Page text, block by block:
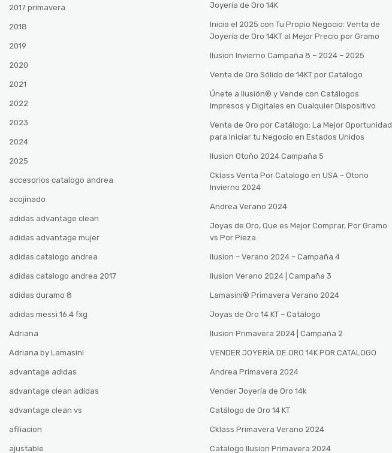
2017 primavera
2018
2019
2020
2021
2022
2023
2024
2025
accesorios catalogo andrea
acojinado
adidas advantage clean
adidas advantage mujer
adidas catalogo andrea
adidas catalogo andrea 2017
adidas duramo 8
adidas messi 16.4 fxg
Adriana
Adriana by Lamasini
advantage adidas
advantage clean adidas
advantage clean vs
afiliacion
ajustable
Joyería de Oro 14K
Inicia el 2025 con Tu Propio Negocio: Venta de
Joyería de Oro 14KT al Mejor Precio por Gramo
Ilusion Invierno Campaña 8 – 2024 – 2025
Venta de Oro Sólido de 14KT por Catálogo
Únete a Ilusión® y Vende con Catálogos
Impresos y Digitales en Cualquier Dispositivo
Venta de Oro por Catálogo: La Mejor Oportunidad
para Iniciar tu Negocio en Estados Unidos
Ilusion Otoño 2024 Campaña 5
Cklass Venta Por Catalogo en USA – Otono
Invierno 2024
Andrea Verano 2024
Joyas de Oro, Que es Mejor Comprar, Por Gramo
vs Por Pieza
Ilusion – Verano 2024 – Campaña 4
Ilusion Verano 2024 | Campaña 3
Lamasini®️ Primavera Verano 2024
Joyas de Oro 14 KT – Catálogo
Ilusion Primavera 2024 | Campaña 2
VENDER JOYERÍA DE ORO 14K POR CATALOGO
Andrea Primavera 2024
Vender Joyería de Oro 14k
Catálogo de Oro 14 KT
Cklass Primavera Verano 2024
Catalogo Ilusion Primavera 2024